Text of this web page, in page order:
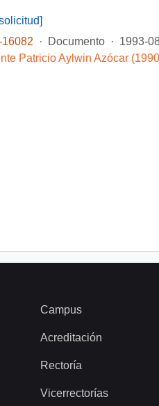
· Documento · 1993-
Patricio Aylwin Azócar
Campus
Acreditación
Rectoría
Vicerrectorías